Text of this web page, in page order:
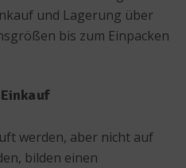
und Lagerung über
bis zum Einpacken
werden, aber nicht auf
bilden einen